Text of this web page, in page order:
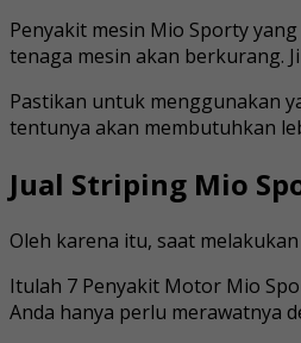
Penyakit mesin Mio Sporty
tenaga mesin akan berkurang.
Pastikan untuk menggunakan
tentunya akan membutuhkan
Jual Striping Mio
Oleh karena itu, saat
Itulah 7 Penyakit Motor Mio
Anda hanya perlu merawatnya